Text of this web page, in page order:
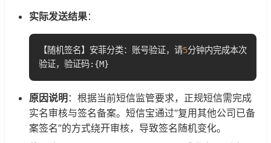
实际发送结果：
【随机签名】安菲分类：账号验证，请5分钟内完成本次
验证，验证码:{M}
原因说明 ：根据当前短信监管要求，正规短信需完成
实名审核与签名备案。短信宝通过“复用其他公司已备
案签名”的方式绕开审核，导致签名随机变化。